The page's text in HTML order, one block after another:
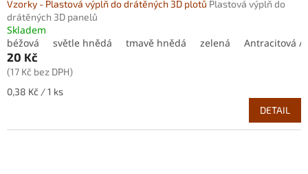
Vzorky - Plastová výplň do drátěných 3D plotů Plastová výplň do
drátěných 3D panelů
Skladem
béžová
světle hnědá tmavě hnědá zelená Antracitová /
20 Kč
(17 Kč bez DPH)
Měrná
0,38 Kč / 1 ks
DETAIL